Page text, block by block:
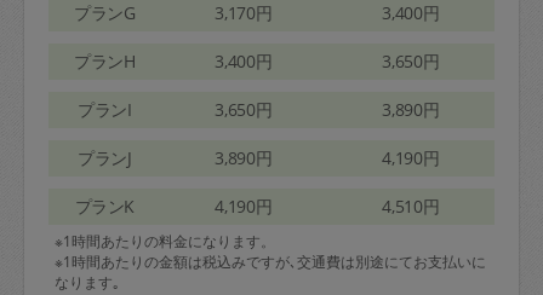
プランG 3,170円 3,400円
プランH 3,400円 3,650円
プランI 3,650円 3,890円
プランJ 3,890円 4,190円
プランK 4,190円 4,510円
※1時間あたりの料金になります。
※1時間あたりの金額は税込みですが､交通費は別途にてお支払いに
なります｡